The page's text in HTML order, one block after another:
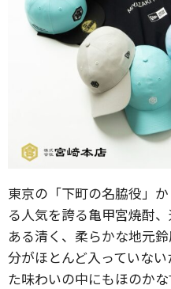
東京の「下町の名脇役」
る人気を誇る亀甲宮焼酎
ある清く、柔らかな地元
分がほとんど入っていな
た味わいの中にもほのか